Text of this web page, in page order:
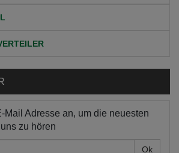
Mail Adresse an, um die neuesten
zu hören